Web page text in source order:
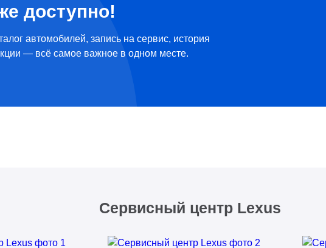
доступно!
автомобилей, запись на сервис, история
— всё самое важное в одном месте.
Сервисный центр Lexus